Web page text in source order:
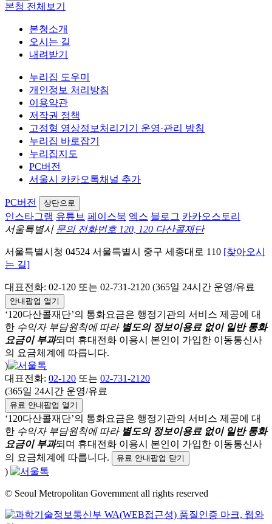
본청 전체보기
본청소개
오시는 길
내려받기
누리집 도우미
개인정보 처리방침
이용약관
저작권 정책
고정형 영상정보처리기기 운영·관리 방침
누리집 바로잡기
누리집지도
PC버전
서울시 카카오톡채널 추가
PC버전 상단으로
인스타그램 유튜브 페이스북 엑스 블로그 카카오스토리
서울특별시 문의 전화번호 120, 120 다산콜재단
서울특별시청 04524 서울특별시 중구 세종대로 110 [찾아오시
는 길]
대표전화: 02-120 또는 02-731-2120 (365일 24시간 운영/유료
안내팝업 열기
‘120다산콜재단’의 통화요금은 행정기관의 서비스 제공에 대
한 수익자 부담원칙에 따라 별도의 정보이용료 없이 일반 통화
요금이 부과되며 휴대전화 이용시 본인이 가입한 이동통신사
의 요금체계에 따릅니다.
)
대표전화: 02-120 또는 02-731-2120
(365일 24시간 운영/유료
유료 안내팝업 열기
‘120다산콜재단’의 통화요금은 행정기관의 서비스 제공에 대
한 수익자 부담원칙에 따라 별도의 정보이용료 없이 일반 통화
요금이 부과되며 휴대전화 이용시 본인이 가입한 이동통신사
의 요금체계에 따릅니다.
유료 안내팝업 닫기
)
© Seoul Metropolitan Government all rights reserved